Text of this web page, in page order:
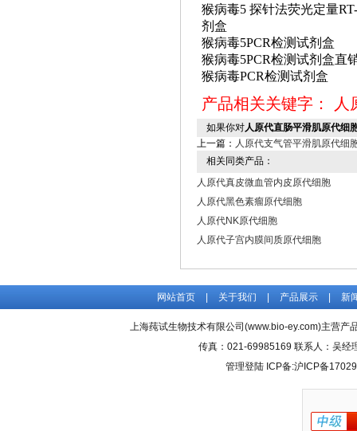
猴病毒5 探针法荧光定量
剂盒
猴病毒5PCR检测试剂盒
猴病毒5PCR检测试剂盒直
猴病毒PCR检测试剂盒
产品相关关键字： 人
如果你对人原代直肠平滑肌原代细
上一篇： 人原代支气管平滑肌原代细
相关同类产品：
人原代真皮微血管内皮原代细胞
人原代黑色素瘤原代细胞
人原代NK原代细胞
人原代子宫内膜间质原代细胞
网站首页 关于我们 产品展示 新
上海莼试生物技术有限公司(www.bio-ey.com)主营产
传真：021-69985169 联系人：吴经
管理登陆 ICP备:沪ICP备